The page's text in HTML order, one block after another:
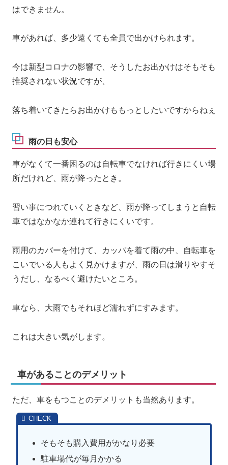
はできません。
車があれば、多少遠くても全員で出かけられます。
今は新型コロナの影響で、そうしたお出かけはそもそも
推奨されない状況ですが、
落ち着いてきたらお出かけももっとしたいですからねぇ
雨の日も安心
車がなくて一番困るのは自転車でなければ行きにくい場
所だけれど、雨が降ったとき。
習い事につれていくときなど、雨が降ってしまうと自転
車ではなかなか連れて行きにくいです。
雨用のカバーを付けて、カッパを着て雨の中、自転車を
こいでいる人もよく見かけますが、雨の日は滑りやすそ
うだし、なるべく避けたいところ。
車なら、大雨でもそれほど濡れずにすみます。
これは大きい気がします。
車があることのデメリット
ただ、車をもつことのデメリットも当然あります。
そもそも購入費用がかなり必要
駐車場代が毎月かかる